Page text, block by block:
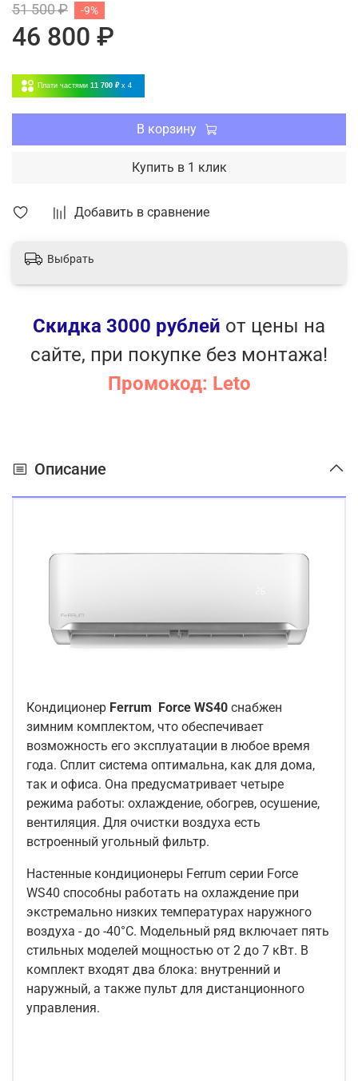
Добавить в сравнение
- Защита от утечки хладагента
- Самоочистка внутреннего блока (Self-cleaning)
- Турборежим
- Авторестарт
- Диапазон рабочих температур на охлаждение:
51 500 ₽
46 800 ₽
-9%
Плати частями 11 700 ₽ x 4
В корзину
Купить в 1 клик
Выбрать
Скидка 3000 рублей от цены на
сайте, при покупке без монтажа!
Промокод: Leto
Описание
Кондиционер Ferrum Force WS40 снабжен
зимним комплектом, что обеспечивает
возможность его эксплуатации в любое время
года. Сплит система оптимальна, как для дома,
так и офиса. Она предусматривает четыре
режима работы: охлаждение, обогрев, осушение,
вентиляция. Для очистки воздуха есть
встроенный угольный фильтр.
Настенные кондиционеры Ferrum серии Force
WS40 способны работать на охлаждение при
экстремально низких температурах наружного
воздуха - до -40°С. Модельный ряд включает пять
стильных моделей мощностью от 2 до 7 кВт. В
комплект входят два блока: внутренний и
наружный, а также пульт для дистанционного
управления.